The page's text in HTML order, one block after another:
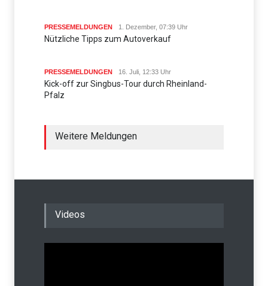
PRESSEMELDUNGEN 1. Dezember, 07:39 Uhr
Nützliche Tipps zum Autoverkauf
PRESSEMELDUNGEN 16. Juli, 12:33 Uhr
Kick-off zur Singbus-Tour durch Rheinland-
Pfalz
Weitere Meldungen
Videos